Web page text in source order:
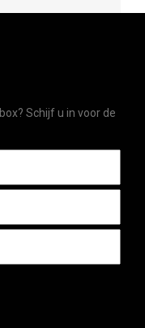
Schijf u in voor de